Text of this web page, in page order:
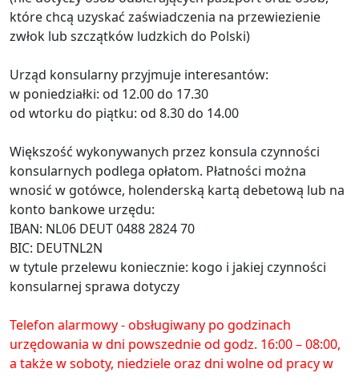
które chcą uzyskać zaświadczenia na przewiezienie
zwłok lub szczątków ludzkich do Polski)
Urząd konsularny przyjmuje interesantów:
w poniedziałki: od 12.00 do 17.30
od wtorku do piątku: od 8.30 do 14.00
Większość wykonywanych przez konsula czynności
konsularnych podlega opłatom. Płatności można
wnosić w gotówce, holenderską kartą debetową lub na
konto bankowe urzędu:
IBAN: NL06 DEUT 0488 2824 70
BIC: DEUTNL2N
w tytule przelewu koniecznie: kogo i jakiej czynności
konsularnej sprawa dotyczy
Telefon alarmowy - obsługiwany po godzinach
urzędowania w dni powszednie od godz. 16:00 – 08:00,
a także w soboty, niedziele oraz dni wolne od pracy w